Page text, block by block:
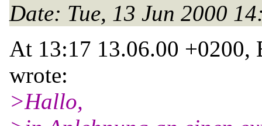
Date: Tue, 13 Jun 2000
At 13:17 13.06.00 +0200,
wrote:
>Hallo,